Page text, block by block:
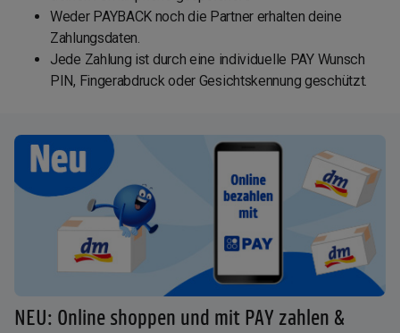
Weder PAYBACK noch die Partner erhalten deine
Zahlungsdaten.
Jede Zahlung ist durch eine individuelle PAY Wunsch
PIN, Fingerabdruck oder Gesichtskennung geschützt.
NEU: Online shoppen und mit PAY zahlen &